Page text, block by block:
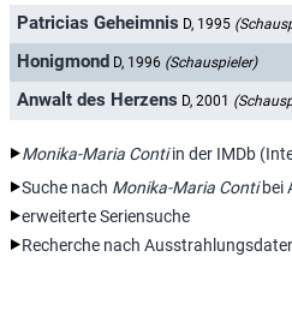
Patricias Geheimnis D, 1995
Honigmond D, 1996 (Schauspieler)
Anwalt des Herzens D, 2001
Monika-Maria Contiin der IMDb
Suche nach Monika-Maria Contibei
erweiterte Seriensuche
Recherche nach